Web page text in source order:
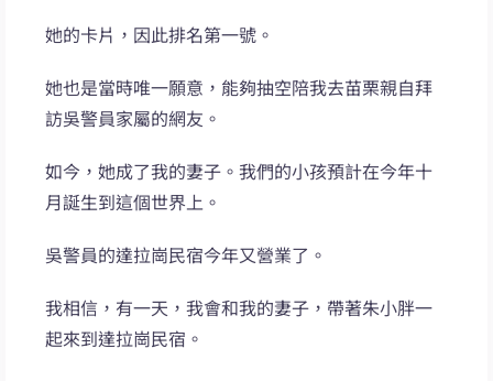
她的卡片，因此排名第一號。
她也是當時唯一願意，能夠抽空陪我去苗栗親自拜
訪吳警員家屬的網友。
如今，她成了我的妻子。我們的小孩預計在今年十
月誕生到這個世界上。
吳警員的達拉崗民宿今年又營業了。
我相信，有一天，我會和我的妻子，帶著朱小胖一
起來到達拉崗民宿。